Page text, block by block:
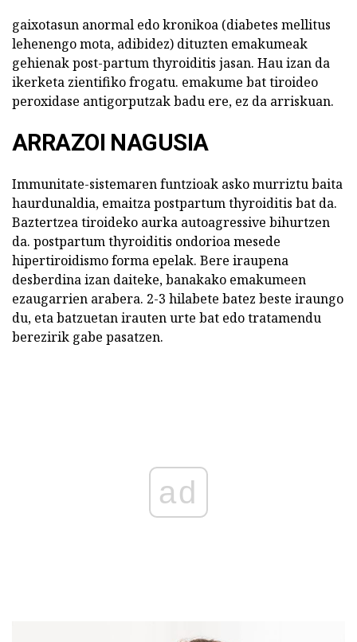
gaixotasun anormal edo kronikoa (diabetes mellitus
lehenengo mota, adibidez) dituzten emakumeak
gehienak post-partum thyroiditis jasan. Hau izan da
ikerketa zientifiko frogatu. emakume bat tiroideo
peroxidase antigorputzak badu ere, ez da arriskuan.
ARRAZOI NAGUSIA
Immunitate-sistemaren funtzioak asko murriztu baita
haurdunaldia, emaitza postpartum thyroiditis bat da.
Baztertzea tiroideko aurka autoagressive bihurtzen
da. postpartum thyroiditis ondorioa mesede
hipertiroidismo forma epelak. Bere iraupena
desberdina izan daiteke, banakako emakumeen
ezaugarrien arabera. 2-3 hilabete batez beste iraungo
du, eta batzuetan irauten urte bat edo tratamendu
berezirik gabe pasatzen.
ad